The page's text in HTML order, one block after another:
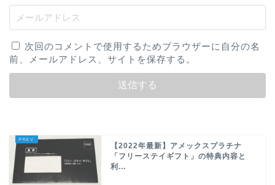
次回のコメントで使用するためブラウザーに自分の名
前、メールアドレス、サイトを保存する。
【2022年最新】アメックスプラチナ
「フリーステイギフト」の特典内容と
利...